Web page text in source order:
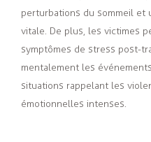
perturbations du sommeil et
vitale. De plus, les victimes
symptômes de stress post-
mentalement les
situations rappelant les
émotionnelles intenses.